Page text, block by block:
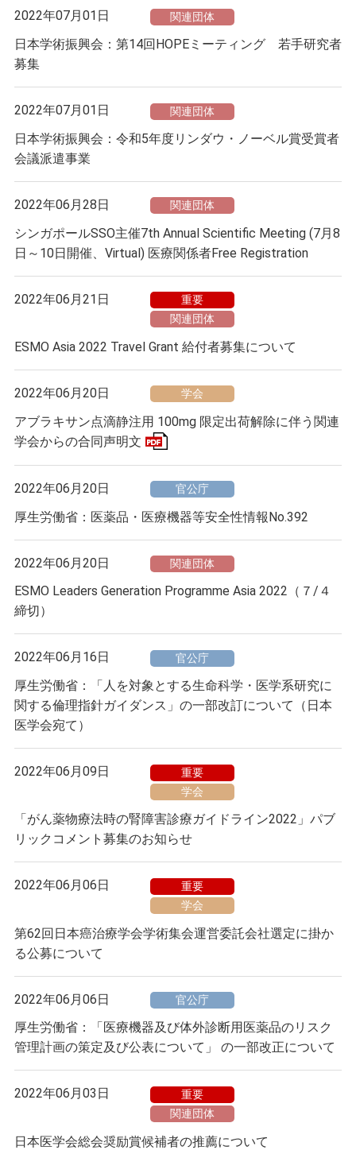
2022年07月01日 関連団体
日本学術振興会：第14回HOPEミーティング 若手研究者
募集
2022年07月01日 関連団体
日本学術振興会：令和5年度リンダウ・ノーベル賞受賞者
会議派遣事業
2022年06月28日 関連団体
シンガポールSSO主催7th Annual Scientific Meeting (7月8
日～10日開催、Virtual) 医療関係者Free Registration
2022年06月21日
重要
関連団体
ESMO Asia 2022 Travel Grant 給付者募集について
2022年06月20日 学会
アブラキサン点滴静注用 100mg 限定出荷解除に伴う関連
学会からの合同声明文
2022年06月20日 官公庁
厚生労働省：医薬品・医療機器等安全性情報No.392
2022年06月20日 関連団体
ESMO Leaders Generation Programme Asia 2022（７/４
締切）
2022年06月16日 官公庁
厚生労働省：「人を対象とする生命科学・医学系研究に
関する倫理指針ガイダンス」の一部改訂について（日本
医学会宛て）
2022年06月09日
重要
学会
「がん薬物療法時の腎障害診療ガイドライン2022」パブ
リックコメント募集のお知らせ
2022年06月06日
重要
学会
第62回日本癌治療学会学術集会運営委託会社選定に掛か
る公募について
2022年06月06日 官公庁
厚生労働省：「医療機器及び体外診断用医薬品のリスク
管理計画の策定及び公表について」 の一部改正について
2022年06月03日
重要
関連団体
日本医学会総会奨励賞候補者の推薦について